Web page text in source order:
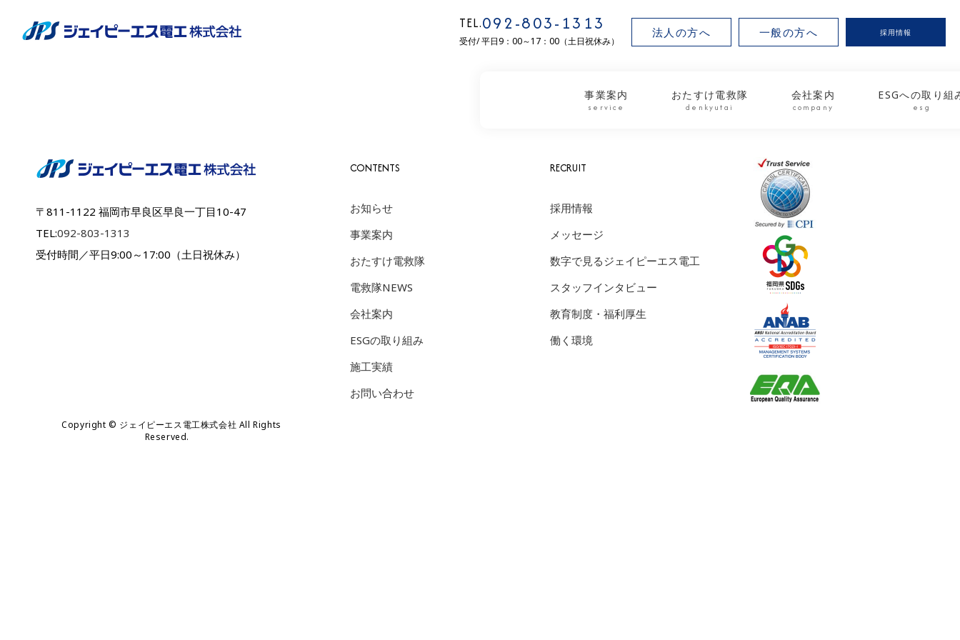
TEL.092-803-1313
受付/ 平日9：00～17：00（土日祝休み）
法人の方へ 一般の方へ 採用情報
事業案内
service
おたすけ電救隊
denkyutai
会社案内
company
ESGへの取り組
esg
〒811-1122 福岡市早良区早良一丁目10-47
TEL:092-803-1313
受付時間／平日9:00～17:00（土日祝休み）
Copyright © ジェイピーエス電工株式会社 All Rights
Reserved.
CONTENTS
お知らせ
事業案内
おたすけ電救隊
電救隊NEWS
会社案内
ESGの取り組み
施工実績
お問い合わせ
RECRUIT
採用情報
メッセージ
数字で見るジェイピーエス電工
スタッフインタビュー
教育制度・福利厚生
働く環境